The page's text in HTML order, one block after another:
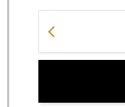
ＹｏｕＴｕｂｅライ
イエレン氏、議会で